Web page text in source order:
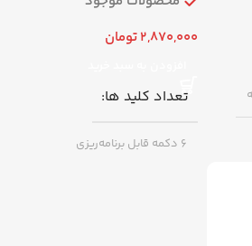
2,870,000تومان
تعداد کلید ها
6 دکمه قابل برنامه‌ریزی